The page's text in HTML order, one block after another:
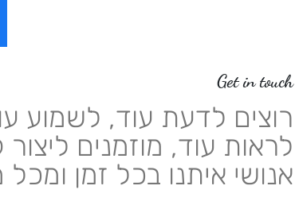
Get in touch
רוצים לדעת עוד, לשמוע
לראות עוד, מוזמנים
אנושי איתנו בכל זמן